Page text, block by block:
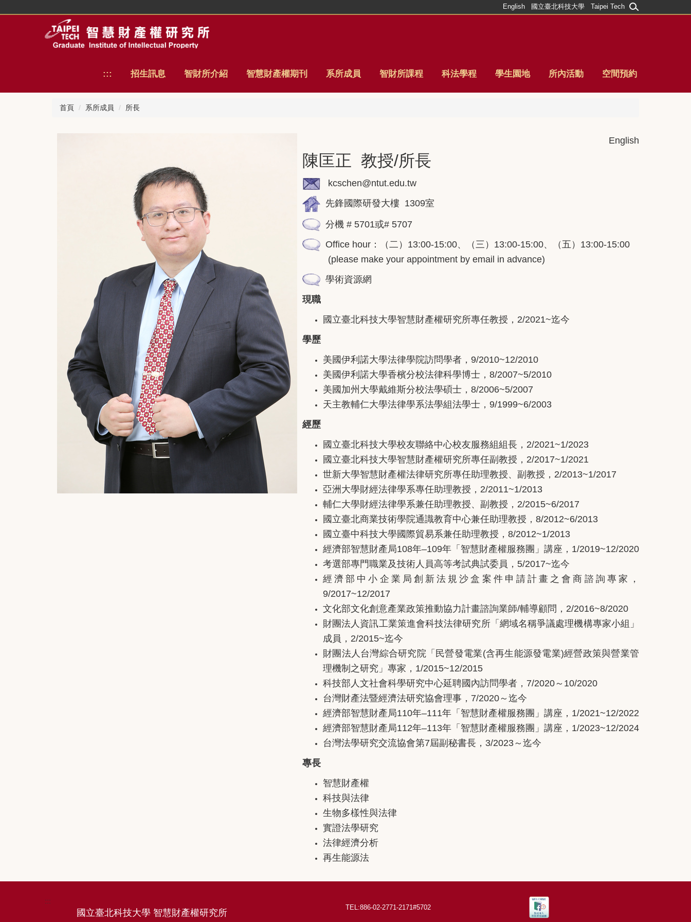
::: 招生訊息 智財所介紹 智慧財產權期刊 系所成員 智財所課程 科法學程 學生園地 所內活動 空間預約
English 國立臺北科技大學 Taipei Tech
首頁 系所成員 所長
English
陳匡正 教授/所長
kcschen@ntut.edu.tw
先鋒國際研發大樓 1309室
分機 # 5701或# 5707
Office hour：（二）13:00-15:00、（三）13:00-15:00、（五）13:00-15:00
(please make your appointment by email in advance)
學術資源網
現職
國立臺北科技大學智慧財產權研究所專任教授，2/2021~迄今
學歷
美國伊利諾大學法律學院訪問學者，9/2010~12/2010
美國伊利諾大學香檳分校法律科學博士，8/2007~5/2010
美國加州大學戴維斯分校法學碩士，8/2006~5/2007
天主教輔仁大學法律學系法學組法學士，9/1999~6/2003
經歷
國立臺北科技大學校友聯絡中心校友服務組組長， 2/2021~1/2023
國立臺北科技大學智慧財產權研究所專任副教授， 2/2017~1/2021
世新大學智慧財產權法律研究所專任助理教授、副教授， 2/2013~1/2017
亞洲大學財經法律學系專任助理教授， 2/2011~1/2013
輔仁大學財經法律學系兼任助理教授、副教授， 2/2015~6/2017
國立臺北商業技術學院通識教育中心兼任助理教授， 8/2012~6/2013
國立臺中科技大學國際貿易系兼任助理教授， 8/2012~1/2013
經濟部智慧財產局108年–109年「智慧財產權服務團」講座， 1/2019~12/2020
考選部專門職業及技術人員高等考試典試委員， 5/2017~迄今
經濟部中小企業局創新法規沙盒案件申請計畫之會商諮詢專家，
9/2017~12/2017
文化部文化創意產業政策推動協力計畫諮詢業師/輔導顧問， 2/2016~8/2020
財團法人資訊工業策進會科技法律研究所「網域名稱爭議處理機構專家小組」
成員， 2/2015~迄今
財團法人台灣綜合研究院「民營發電業(含再生能源發電業)經營政策與營業管
理機制之研究」專家， 1/2015~12/2015
科技部人文社會科學研究中心延聘國內訪問學者， 7/2020～ 10/2020
台灣財產法暨經濟法研究協會理事， 7/2020～迄今
經濟部智慧財產局110年–111年「智慧財產權服務團」講座， 1/2021~12/2022
經濟部智慧財產局112年–113年「智慧財產權服務團」講座， 1/2023~12/2024
台灣法學研究交流協會第7屆副秘書長， 3/2023～迄今
專長
智慧財產權
科技與法律
生物多樣性與法律
實證法學研究
法律經濟分析
再生能源法
:::
國立臺北科技大學 智慧財產權研究所
TEL:886-02-2771-2171#5702